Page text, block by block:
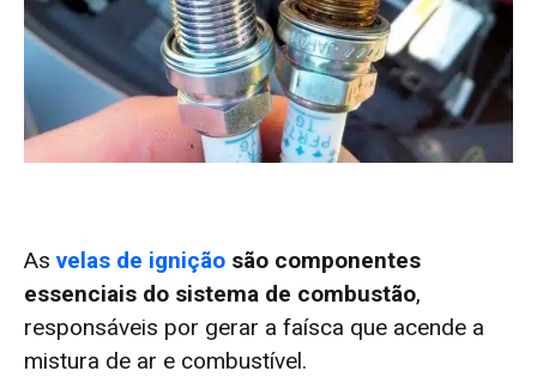
As velas de ignição são componentes
essenciais do sistema de combustão,
responsáveis por gerar a faísca que acende a
mistura de ar e combustível.